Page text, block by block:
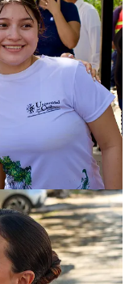
Socorro Carmona
de acceso a la casa
25 aniversario de su
a la comunidad escolar
500 trabajadores, más
la Supermanzana 77,
López, agradeció la
los que diariamente
se gobierna con
sino de